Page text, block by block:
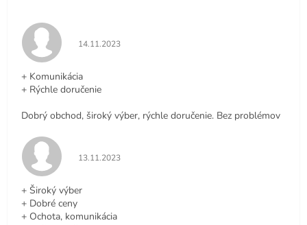
Hodnotenie obchodu je 5 z 5 hviezdičiek.
14.11.2023
+ Komunikácia
+ Rýchle doručenie
Dobrý obchod, široký výber, rýchle doručenie. Bez problémov
Hodnotenie obchodu je 5 z 5 hviezdičiek.
13.11.2023
+ Široký výber
+ Dobré ceny
+ Ochota, komunikácia